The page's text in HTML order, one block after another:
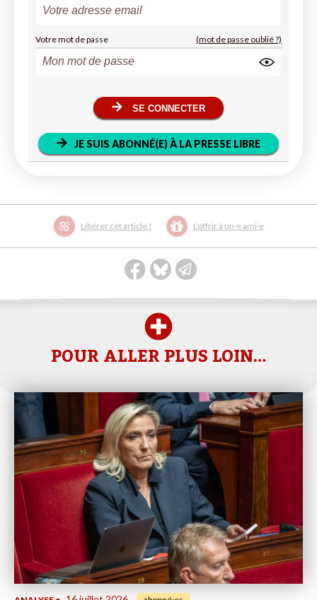
Libérer cet article ! L’offrir à un·e ami·e
Votre mot de passe (mot de passe oublié ?)
SE CONNECTER
JE SUIS ABONNÉ(E) À LA PRESSE LIBRE
POUR ALLER PLUS LOIN…